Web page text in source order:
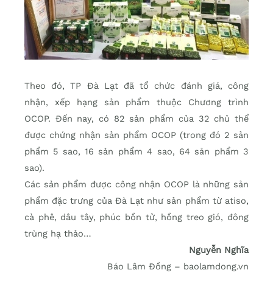
Theo đó, TP Đà Lạt đã tổ chức đánh giá, công
nhận, xếp hạng sản phẩm thuộc Chương trình
OCOP. Đến nay, có 82 sản phẩm của 32 chủ thể
được chứng nhận sản phẩm OCOP (trong đó 2 sản
phẩm 5 sao, 16 sản phẩm 4 sao, 64 sản phẩm 3
sao).
Các sản phẩm được công nhận OCOP là những sản
phẩm đặc trưng của Đà Lạt như sản phẩm từ atiso,
cà phê, dâu tây, phúc bồn tử, hồng treo gió, đông
trùng hạ thảo…
Nguyễn Nghĩa
Báo Lâm Đồng – baolamdong.vn